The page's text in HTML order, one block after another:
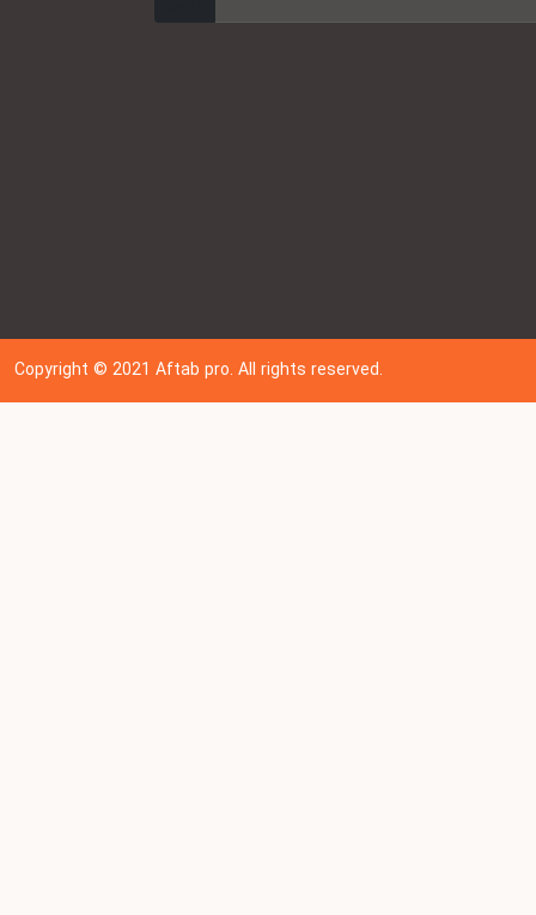
Copyright © 202 1Aftab pro. All rights reserved.